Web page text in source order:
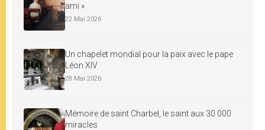
ami »
22 Mai 2026
Un chapelet mondial pour la paix avec le pape
Léon XIV
28 Mai 2026
Mémoire de saint Charbel, le saint aux 30 000
miracles